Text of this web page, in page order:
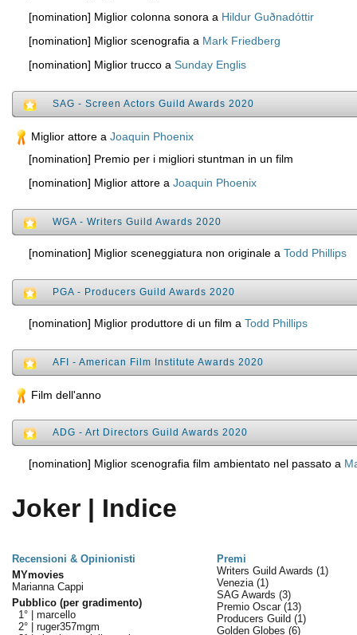
[nomination] Miglior colonna sonora a Hildur Guðnadóttir
[nomination] Miglior scenografia a Mark Friedberg
[nomination] Miglior trucco a Sunday Englis
SAG - Screen Actors Guild Awards 2020
Miglior attore a Joaquin Phoenix
[nomination] Premio per i migliori stuntman in un film
[nomination] Miglior attore a Joaquin Phoenix
WGA - Writers Guild Awards 2020
[nomination] Miglior sceneggiatura non originale a Todd Phillips
PGA - Producers Guild Awards 2020
[nomination] Miglior produttore di un film a Todd Phillips
AFI - American Film Institute Awards 2020
Film dell'anno
ADG - Art Directors Guild Awards 2020
[nomination] Miglior scenografia film ambientato nel passato a
Joker | Indice
Recensioni & Opinionisti
Premi
MYmovies
Marianna Cappi
Pubblico (per gradimento)
1° | marcello
2° | ruger357mgm
Writers Guild Awards (1)
Venezia (1)
SAG Awards (3)
Premio Oscar (13)
Producers Guild (1)
Golden Globes (6)